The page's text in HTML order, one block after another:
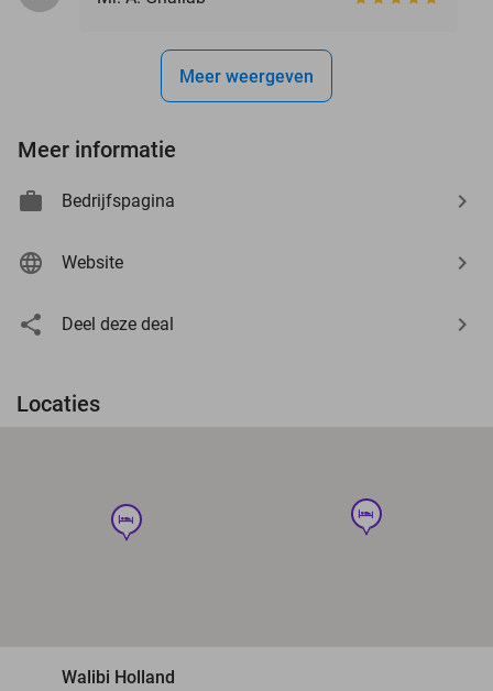
Meer weergeven
Meer informatie
Bedrijfspagina
Website
Deel deze deal
Locaties
hotel hotel
Walibi Holland